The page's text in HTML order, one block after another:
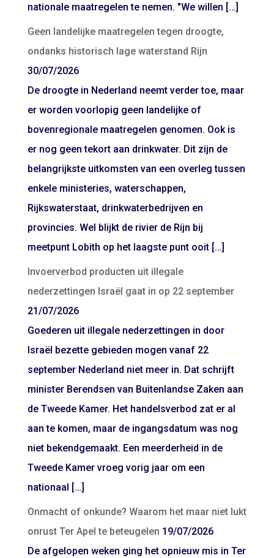
nationale maatregelen te nemen. "We willen […]
Geen landelijke maatregelen tegen droogte,
ondanks historisch lage waterstand Rijn
30/07/2026
De droogte in Nederland neemt verder toe, maar
er worden voorlopig geen landelijke of
bovenregionale maatregelen genomen. Ook is
er nog geen tekort aan drinkwater. Dit zijn de
belangrijkste uitkomsten van een overleg tussen
enkele ministeries, waterschappen,
Rijkswaterstaat, drinkwaterbedrijven en
provincies. Wel blijkt de rivier de Rijn bij
meetpunt Lobith op het laagste punt ooit […]
Invoerverbod producten uit illegale
nederzettingen Israël gaat in op 22 september
21/07/2026
Goederen uit illegale nederzettingen in door
Israël bezette gebieden mogen vanaf 22
september Nederland niet meer in. Dat schrijft
minister Berendsen van Buitenlandse Zaken aan
de Tweede Kamer. Het handelsverbod zat er al
aan te komen, maar de ingangsdatum was nog
niet bekendgemaakt. Een meerderheid in de
Tweede Kamer vroeg vorig jaar om een
nationaal […]
Onmacht of onkunde? Waarom het maar niet lukt
onrust Ter Apel te beteugelen 19/07/2026
De afgelopen weken ging het opnieuw mis in Ter